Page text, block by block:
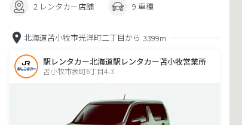
2 レンタカー店舗 9 車種
北海道苫小牧市光洋町二丁目から 3399m
駅レンタカー北海道駅レンタカー苫小牧営業所
苫小牧市表町6丁目4-3